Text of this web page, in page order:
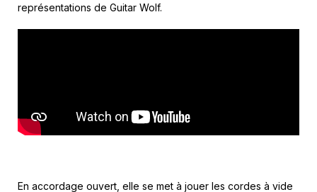
représentations de Guitar Wolf.
En accordage ouvert, elle se met à jouer les cordes à vide